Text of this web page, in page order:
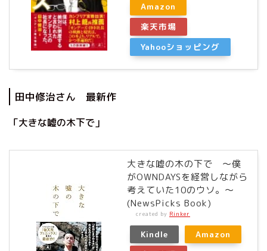
Amazon
楽天市場
Yahooショッピング
田中修治さん 最新作
「大きな嘘の木下で」
大きな嘘の木の下で ～僕
がOWNDAYSを経営しながら
考えていた10のウソ。～
(NewsPicks Book)
created by Rinker
Kindle
Amazon